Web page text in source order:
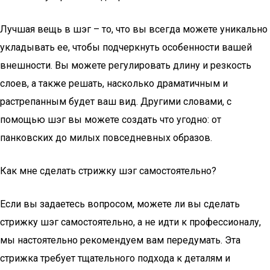
Лучшая вещь в шэг – то, что вы всегда можете уникально
укладывать ее, чтобы подчеркнуть особенности вашей
внешности. Вы можете регулировать длину и резкость
слоев, а также решать, насколько драматичным и
растрепанным будет ваш вид. Другими словами, с
помощью шэг вы можете создать что угодно: от
панковских до милых повседневных образов.
Как мне сделать стрижку шэг самостоятельно?
Если вы задаетесь вопросом, можете ли вы сделать
стрижку шэг самостоятельно, а не идти к профессионалу,
мы настоятельно рекомендуем вам передумать. Эта
стрижка требует тщательного подхода к деталям и